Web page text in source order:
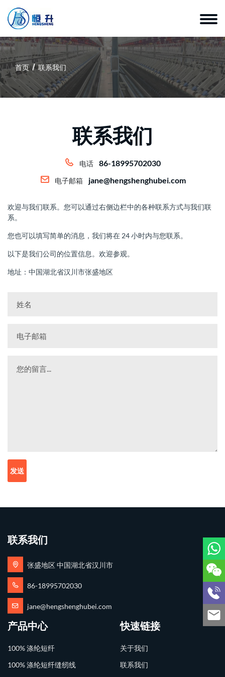
首页 联系我们
联系我们
电话 86-18995702030
电子邮箱 jane@hengshenghubei.com
欢迎与我们联系。您可以通过右侧边栏中的各种联系方式与我们联
系。
您也可以填写简单的消息，我们将在 24 小时内与您联系。
以下是我们公司的位置信息。欢迎参观。
地址：中国湖北省汉川市张盛地区
发送
联系我们
张盛地区 中国湖北省汉川市
86-18995702030
jane@hengshenghubei.com
产品中心
100% 涤纶短纤
100% 涤纶短纤缝纫线
快速链接
关于我们
联系我们